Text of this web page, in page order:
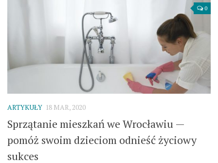
0
ARTYKUŁY 18 MAR, 2020
Sprzątanie mieszkań we Wrocławiu —
pomóż swoim dzieciom odnieść życiowy
sukces